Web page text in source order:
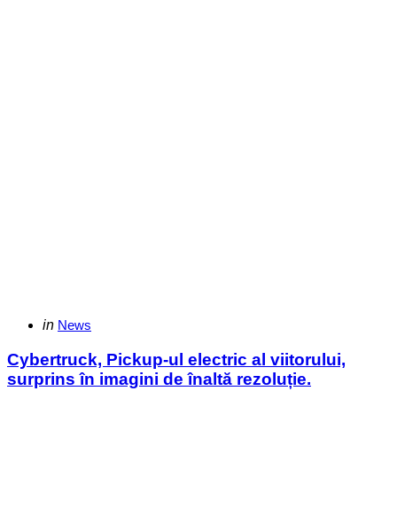
Categories
Posted
in News
Cybertruck, Pickup-ul electric al viitorului,
surprins în imagini de înaltă rezoluție.